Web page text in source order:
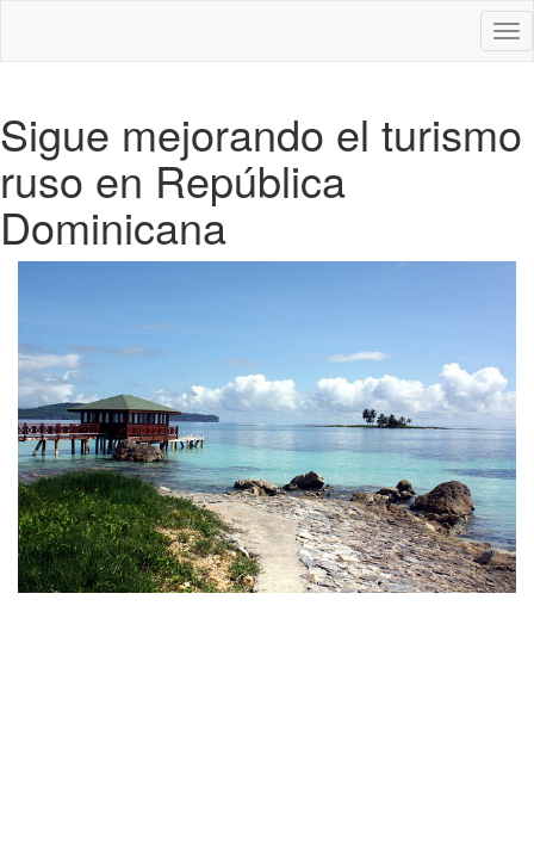
Sigue mejorando el turismo
ruso en República
Dominicana